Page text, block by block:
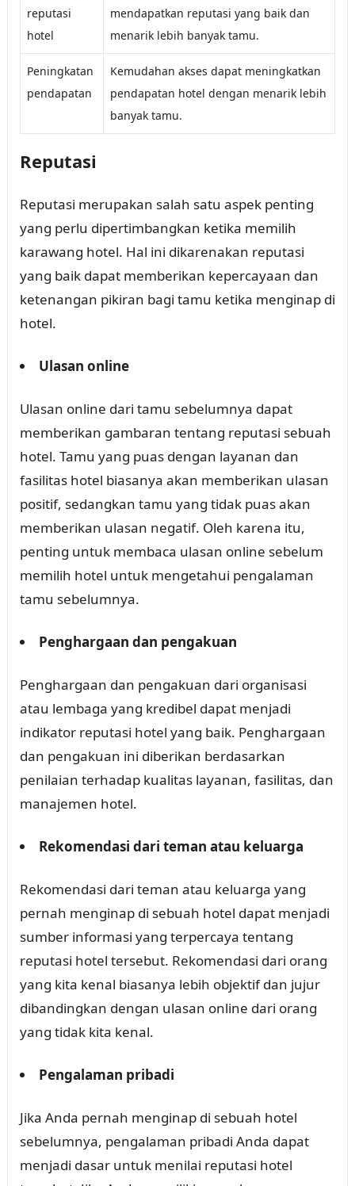
reputasi
hotel
mendapatkan reputasi yang baik dan
menarik lebih banyak tamu.
Peningkatan
pendapatan
Kemudahan akses dapat meningkatkan
pendapatan hotel dengan menarik lebih
banyak tamu.
Reputasi
Reputasi merupakan salah satu aspek penting
yang perlu dipertimbangkan ketika memilih
karawang hotel. Hal ini dikarenakan reputasi
yang baik dapat memberikan kepercayaan dan
ketenangan pikiran bagi tamu ketika menginap di
hotel.
Ulasan online
Ulasan online dari tamu sebelumnya dapat
memberikan gambaran tentang reputasi sebuah
hotel. Tamu yang puas dengan layanan dan
fasilitas hotel biasanya akan memberikan ulasan
positif, sedangkan tamu yang tidak puas akan
memberikan ulasan negatif. Oleh karena itu,
penting untuk membaca ulasan online sebelum
memilih hotel untuk mengetahui pengalaman
tamu sebelumnya.
Penghargaan dan pengakuan
Penghargaan dan pengakuan dari organisasi
atau lembaga yang kredibel dapat menjadi
indikator reputasi hotel yang baik. Penghargaan
dan pengakuan ini diberikan berdasarkan
penilaian terhadap kualitas layanan, fasilitas, dan
manajemen hotel.
Rekomendasi dari teman atau keluarga
Rekomendasi dari teman atau keluarga yang
pernah menginap di sebuah hotel dapat menjadi
sumber informasi yang terpercaya tentang
reputasi hotel tersebut. Rekomendasi dari orang
yang kita kenal biasanya lebih objektif dan jujur
dibandingkan dengan ulasan online dari orang
yang tidak kita kenal.
Pengalaman pribadi
Jika Anda pernah menginap di sebuah hotel
sebelumnya, pengalaman pribadi Anda dapat
menjadi dasar untuk menilai reputasi hotel